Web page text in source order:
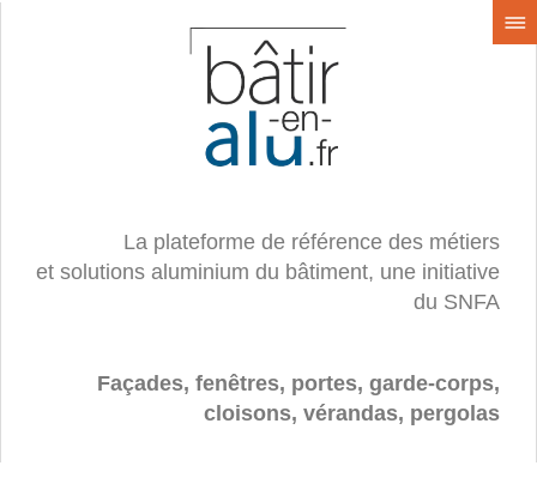
La plateforme de référence des métiers
et solutions aluminium du bâtiment, une initiative
du SNFA
Façades, fenêtres, portes, garde-corps,
cloisons, vérandas, pergolas